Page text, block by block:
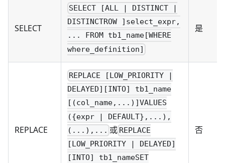
SELECT
SELECT [ALL | DISTINCT |
DISTINCTROW ]select_expr,
... FROM tb1_name[WHERE
where_definition]
是
REPLACE
REPLACE [LOW_PRIORITY |
DELAYED][INTO] tb1_name
[(col_name,...)]VALUES
({expr | DEFAULT},...),
(...),... 或 REPLACE
[LOW_PRIORITY | DELAYED]
[INTO] tb1_nameSET
否